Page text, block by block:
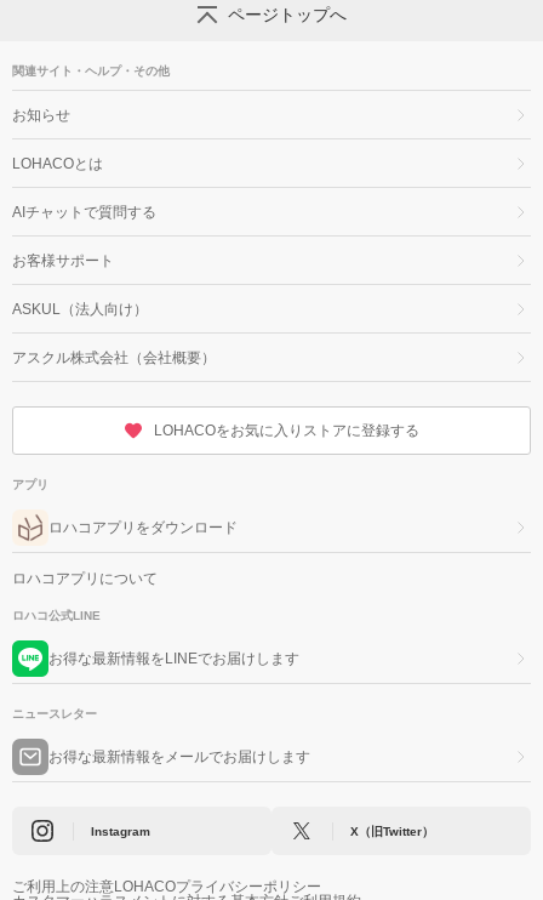
ページトップへ
関連サイト・ヘルプ・その他
お知らせ
LOHACOとは
AIチャットで質問する
お客様サポート
ASKUL（法人向け）
アスクル株式会社（会社概要）
LOHACOをお気に入りストアに登録する
アプリ
ロハコアプリをダウンロード
ロハコアプリについて
ロハコ公式LINE
お得な最新情報をLINEでお届けします
ニュースレター
お得な最新情報をメールでお届けします
Instagram X（旧Twitter）
ご利用上の注意LOHACOプライバシーポリシー